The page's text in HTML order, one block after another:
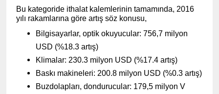
Bu kategoride ithalat kalemlerinin tamamında, 2016
yılı rakamlarına göre artış söz konusu,
Bilgisayarlar, optik okuyucular: 756,7 milyon
USD (%18.3 artış)
Klimalar: 230.3 milyon USD (%17.4 artış)
Baskı makineleri: 200.8 milyon USD (%0.3 artış)
Buzdolapları, dondurucular: 179,5 milyon V